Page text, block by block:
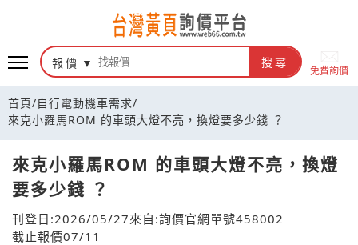
報價 搜尋
免費詢價
首頁/自行電動機車需求/
來克小羅馬ROM 的車頭大燈不亮，換燈要多少錢 ？
來克小羅馬ROM 的車頭大燈不亮，換燈
要多少錢 ？
刊登日:2026/05/27來自:詢價官網單號458002
截止報價07/11